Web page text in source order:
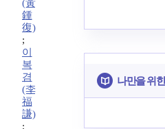
(黃
鍾
復)
;
이
복
겸
(李
福
謙)
;
나만을 위